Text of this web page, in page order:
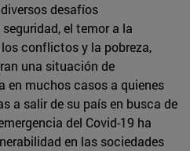
desafíos
el temor a la
conflictos y la pobreza,
una situación de
en muchos casos a quienes
a salir de su país en busca de
del Covid-19 ha
en las sociedades